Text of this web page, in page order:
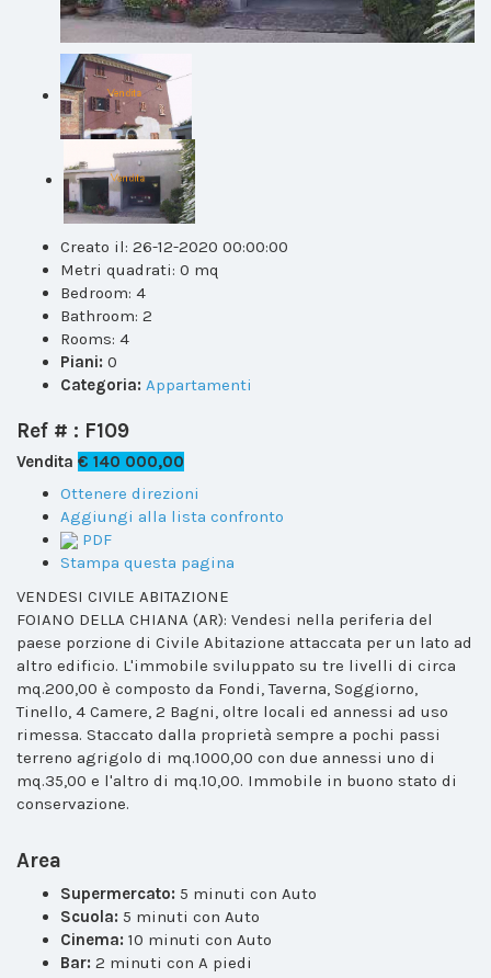
Creato il: 26-12-2020 00:00:00
Metri quadrati: 0 mq
Bedroom: 4
Bathroom: 2
Rooms: 4
Piani: 0
Categoria: Appartamenti
Ref # : F109
Vendita € 140 000,00
Ottenere direzioni
Aggiungi alla lista confronto
PDF
Stampa questa pagina
VENDESI CIVILE ABITAZIONE
FOIANO DELLA CHIANA (AR): Vendesi nella periferia del
paese porzione di Civile Abitazione attaccata per un lato ad
altro edificio. L'immobile sviluppato su tre livelli di circa
mq.200,00 è composto da Fondi, Taverna, Soggiorno,
Tinello, 4 Camere, 2 Bagni, oltre locali ed annessi ad uso
rimessa. Staccato dalla proprietà sempre a pochi passi
terreno agrigolo di mq.1000,00 con due annessi uno di
mq.35,00 e l'altro di mq.10,00. Immobile in buono stato di
conservazione.
Area
Supermercato: 5 minuti con Auto
Scuola: 5 minuti con Auto
Cinema: 10 minuti con Auto
Bar: 2 minuti con A piedi